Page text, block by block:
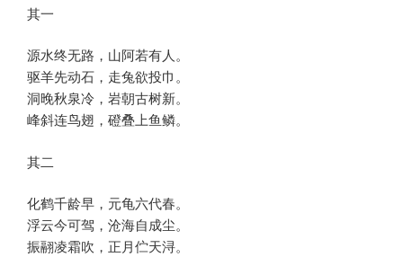
其一
源水终无路，山阿若有人。
驱羊先动石，走兔欲投巾。
洞晚秋泉冷，岩朝古树新。
峰斜连鸟翅，磴叠上鱼鳞。
其二
化鹤千龄早，元龟六代春。
浮云今可驾，沧海自成尘。
振翮凌霜吹，正月伫天浔。